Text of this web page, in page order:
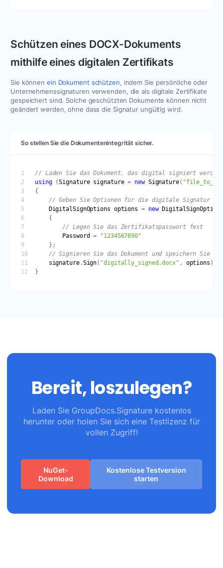
Schützen eines DOCX-Dokuments
mithilfe eines digitalen Zertifikats
Sie können ein Dokument schützen, indem Sie persönliche oder
Unternehmenssignaturen verwenden, die als digitale Zertifikate
gespeichert sind. Solche geschützten Dokumente können nicht
geändert werden, ohne dass die Signatur ungültig wird.
So stellen Sie die Dokumentenintegrität sicher.
// Laden Sie das Dokument, das digital signiert
using (Signature signature = new Signature(
// Geben Sie Optionen für die digitale Signatur
DigitalSignOptions options = new
// Legen Sie das Zertifikatspasswort fest
Password =
"1234567890"
// Signieren Sie das Dokument und speichern Sie es
signature.Sign( "digitally_signed.docx" , options
Bereit, loszulegen?
Laden Sie GroupDocs.Signature kostenlos
herunter oder holen Sie sich eine Testlizenz für
vollen Zugriff!
NuGet-
Download
Kostenlose Testversion
starten